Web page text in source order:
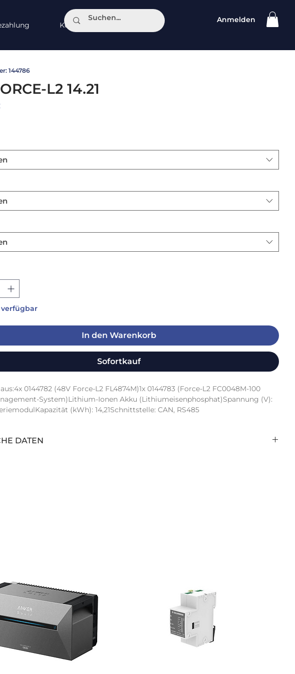
Kontakt
Anmelden
144786
L2 14.21
Preis
verfügbar
In den Warenkorb
Sofortkauf
0144782 (48V Force-L2 FL4874M)1x 0144783 (Force-L2 FC0048M-100
System)Lithium-Ionen Akku (Lithiumeisenphosphat)Spannung (V):
(kWh): 14,21Schnittstelle: CAN, RS485
DATEN